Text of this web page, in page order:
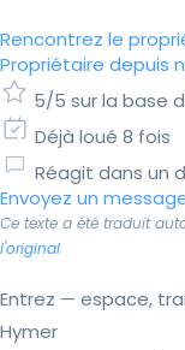
Rencontrez le
Propriétaire depuis
5/5 sur la base
Déjà loué 8 fois
Réagit dans un
Envoyez un
Ce texte a été traduit
l'original
Entrez — espace,
Hymer